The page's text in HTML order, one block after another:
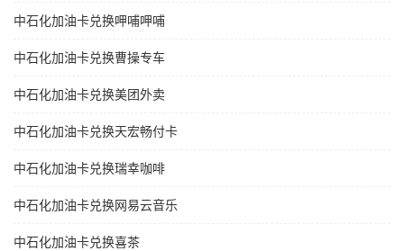
中石化加油卡兑换呷哺呷哺
中石化加油卡兑换曹操专车
中石化加油卡兑换美团外卖
中石化加油卡兑换天宏畅付卡
中石化加油卡兑换瑞幸咖啡
中石化加油卡兑换网易云音乐
中石化加油卡兑换喜茶